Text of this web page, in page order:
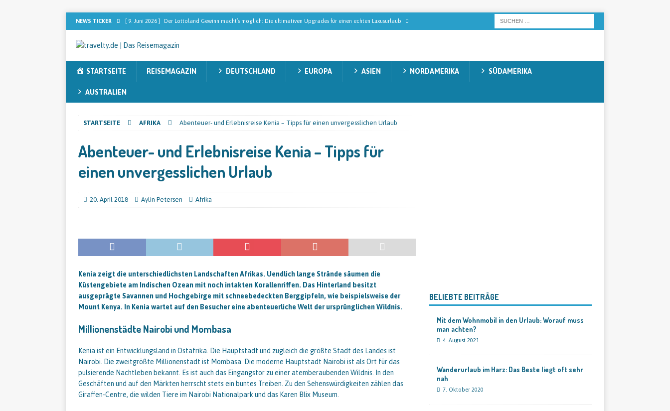
NEWS TICKER [ 2. Februar 2026 ] Dominikanische Republik – Urlaub in einem tropischen Paradies NORDAMERIKA
[ 13. November 2025 ] Sieben Faktoren, die modernes Wellness wirklich ausmachen REISEMAGAZIN
[ 12. November 2025 ]
REISEMAGAZIN
STARTSEITE REISEMAGAZIN DEUTSCHLAND EUROPA ASIEN NORDAMERIKA SÜDAMERIKA
AUSTRALIEN
STARTSEITE AFRIKA Abenteuer- und Erlebnisreise Kenia – Tipps für einen unvergesslichen Urlaub
Abenteuer- und Erlebnisreise Kenia – Tipps für
einen unvergesslichen Urlaub
20. April 2018 Aylin Petersen Afrika
Kenia zeigt die unterschiedlichsten Landschaften Afrikas. Uendlich lange Strände säumen die
Küstengebiete am Indischen Ozean mit noch intakten Korallenriffen. Das Hinterland besitzt
ausgeprägte Savannen und Hochgebirge mit schneebedeckten Berggipfeln, wie beispielsweise der
Mount Kenya. In Kenia wartet auf den Besucher eine abenteuerliche Welt der ursprünglichen Wildnis.
Millionenstädte Nairobi und Mombasa
Kenia ist ein Entwicklungsland in Ostafrika. Die Hauptstadt und zugleich die größte Stadt des Landes ist
Nairobi. Die zweitgrößte Millionenstadt ist Mombasa. Die moderne Hauptstadt Nairobi ist als Ort für das
pulsierende Nachtleben bekannt. Es ist auch das Eingangstor zu einer atemberaubenden Wildnis. In den
Geschäften und auf den Märkten herrscht stets ein buntes Treiben. Zu den Sehenswürdigkeiten zählen das
Giraffen-Centre, die wilden Tiere im Nairobi Nationalpark und das Karen Blix Museum.
BELIEBTE BEITRÄGE
Mit dem Wohnmobil in den Urlaub: Worauf muss
man achten?
4. August 2021
Wanderurlaub im Harz: Das Beste liegt oft sehr
nah
7. Oktober 2020